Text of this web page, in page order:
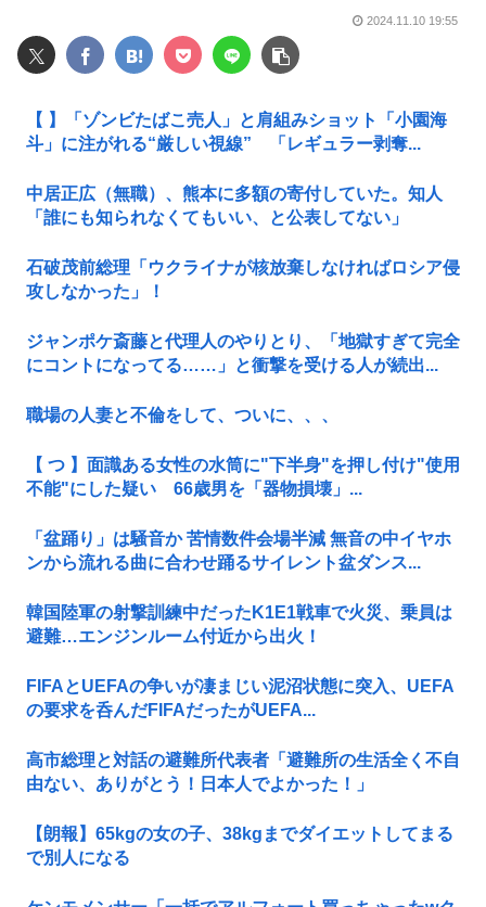
2024.11.10 19:55
【 】「ゾンビたばこ売人」と肩組みショット「小園海
斗」に注がれる“厳しい視線” 「レギュラー剥奪...
中居正広（無職）、熊本に多額の寄付していた。知人
「誰にも知られなくてもいい、と公表してない」
石破茂前総理「ウクライナが核放棄しなければロシア侵
攻しなかった」！
ジャンポケ斎藤と代理人のやりとり、「地獄すぎて完全
にコントになってる……」と衝撃を受ける人が続出...
職場の人妻と不倫をして、ついに、、、
【 つ 】面識ある女性の水筒に"下半身"を押し付け"使用
不能"にした疑い 66歳男を「器物損壊」...
「盆踊り」は騒音か 苦情数件会場半減 無音の中イヤホ
ンから流れる曲に合わせ踊るサイレント盆ダンス...
韓国陸軍の射撃訓練中だったK1E1戦車で火災、乗員は
避難…エンジンルーム付近から出火！
FIFAとUEFAの争いが凄まじい泥沼状態に突入、UEFA
の要求を呑んだFIFAだったがUEFA...
高市総理と対話の避難所代表者「避難所の生活全く不自
由ない、ありがとう！日本人でよかった！」
【朗報】65kgの女の子、38kgまでダイエットしてまる
で別人になる